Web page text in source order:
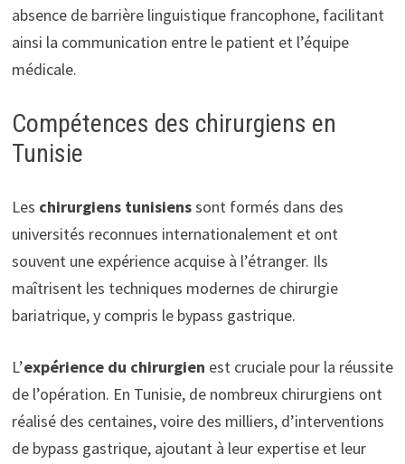
absence de barrière linguistique francophone, facilitant
ainsi la communication entre le patient et l’équipe
médicale.
Compétences des chirurgiens en
Tunisie
Les chirurgiens tunisienssont formés dans des
universités reconnues internationalement et ont
souvent une expérience acquise à l’étranger. Ils
maîtrisent les techniques modernes de chirurgie
bariatrique, y compris le bypass gastrique.
L’expérience du chirurgien est cruciale pour la réussite
de l’opération. En Tunisie, de nombreux chirurgiens ont
réalisé des centaines, voire des milliers, d’interventions
de bypass gastrique, ajoutant à leur expertise et leur